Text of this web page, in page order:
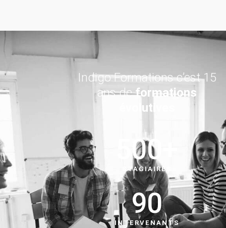
Indigo Formations c’est 15
ans deformations
évolutives
STAGIAIRES
500
INTERVENANTS
90